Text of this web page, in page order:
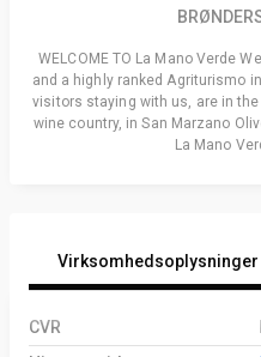
WELCOME TO La Mano Verde
and a highly ranked Agriturismo
visitors staying with us, are in
wine country, in San Marzano
La Mano
Virksomhedsoplysninger
CVR